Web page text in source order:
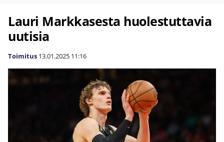
Lauri Markkasesta huolestuttavia
uutisia
Toimitus 13.01.2025 11:16